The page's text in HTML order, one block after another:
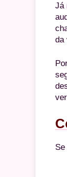
Já
da